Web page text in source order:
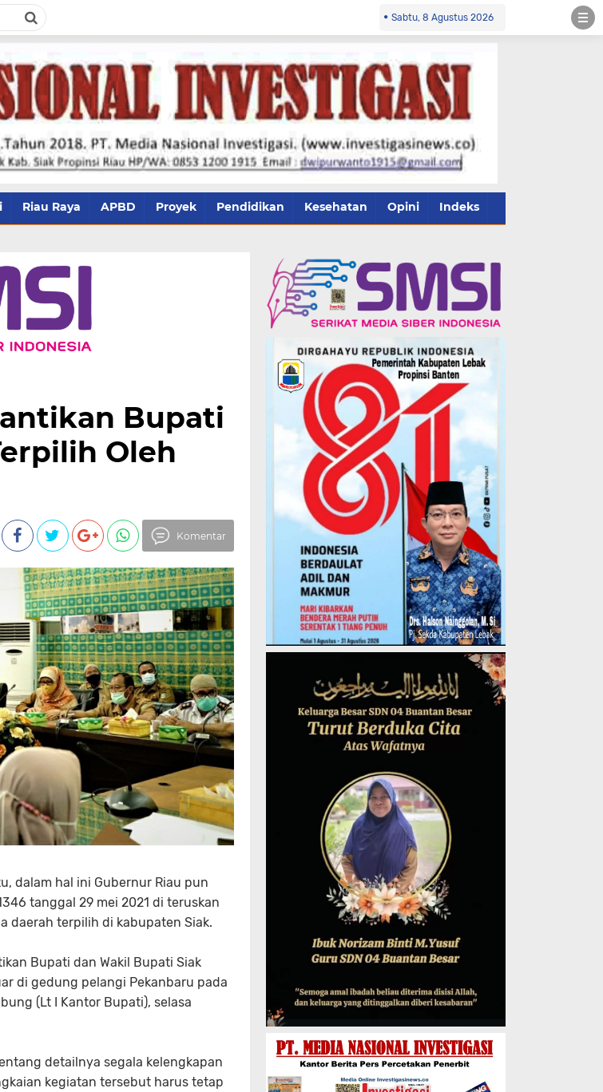
Sabtu, 8 Agustus 2026
Riau Raya APBD Proyek Pendidikan Kesehatan Opini Indeks
Bupati
Oleh
Komentar
dalam hal ini Gubernur Riau pun
tanggal 29 mei 2021 di teruskan
daerah terpilih di kabupaten Siak.
Bupati dan Wakil Bupati Siak
di gedung pelangi Pekanbaru pada
(Lt I Kantor Bupati), selasa
detailnya segala kelengkapan
kegiatan tersebut harus tetap